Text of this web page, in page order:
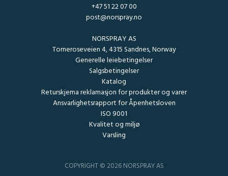
+47 51 22 07 00
post@norspray.no
NORSPRAY AS
Torneroseveien 4, 4315 Sandnes, Norway
Generelle leiebetingelser
Salgsbetingelser
Katalog
Returskjema reklamasjon for produkter og varer
Ansvarlighetsrapport for Åpenhetsloven
ISO 9001
Kvalitet og miljø
Varsling
COPYRIGHT © 2026 NORSPRAY AS